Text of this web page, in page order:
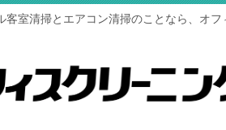
客室清掃とエアコン清掃のことなら、オフ